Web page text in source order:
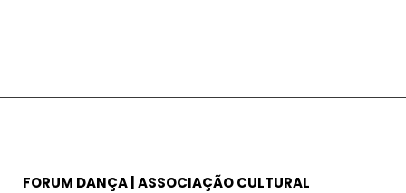
FORUM DANÇA | ASSOCIAÇÃO CULTURAL